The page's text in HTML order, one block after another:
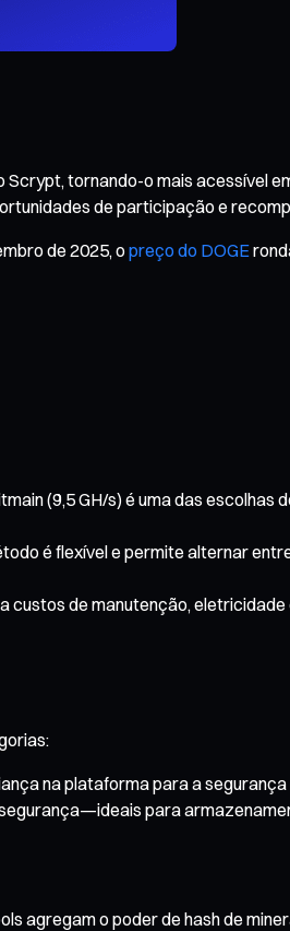
tornando-o mais acessível
de participação e
de 2025, opreço do DOGE
(9,5 GH/s) é uma das escolhas
é flexível e permite alternar
custos de manutenção,
na plataforma para a segurança
para
agregam o poder de hash de